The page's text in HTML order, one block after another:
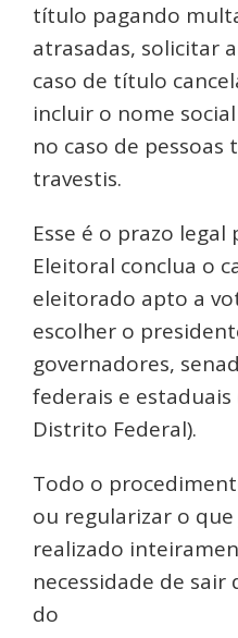
título pagando
atrasadas, solicitar
caso de título
incluir o nome
no caso de pessoas
travestis.
Esse é o prazo legal
Eleitoral conclua o
eleitorado apto a
escolher o
governadores,
federais e
Distrito Federal).
Todo o
ou regularizar o
realizado
necessidade de sair
do